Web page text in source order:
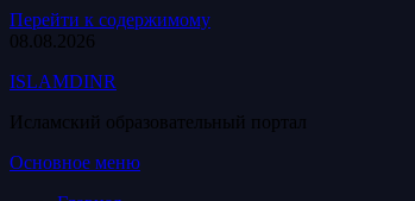
Перейти к содержимому
08.08.2026
ISLAMDINR
Исламский образовательный портал
Основное меню